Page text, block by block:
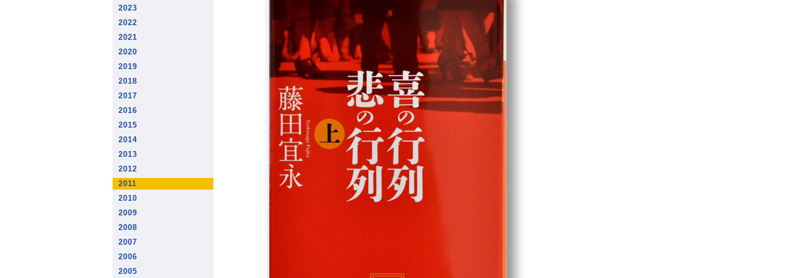
2023
2022
2021
2020
2019
2018
2017
2016
2015
2014
2013
2012
2011
2010
2009
2008
2007
2006
2005